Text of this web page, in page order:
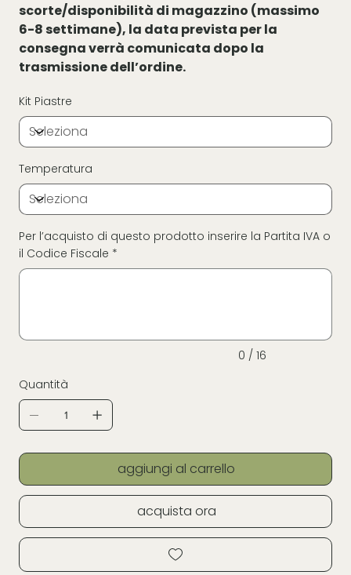
scorte/disponibilità di magazzino (massimo
6-8 settimane), la data prevista per la
consegna verrà comunicata dopo la
trasmissione dell’ordine.
Kit Piastre
Temperatura
Per l’acquisto di questo prodotto inserire la Partita IVA o
il Codice Fiscale *
a
0 / 16
Quantità
aggiungi al carrello
acquista ora